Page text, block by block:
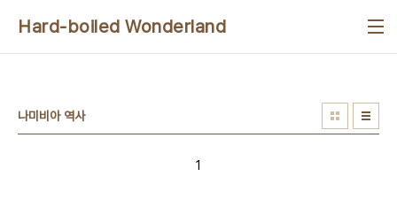
Hard-boiled Wonderland
나미비아 역사
1